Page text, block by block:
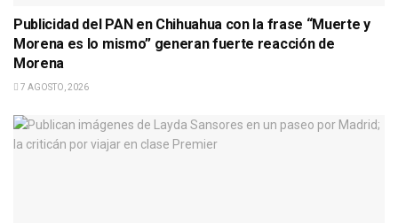
Publicidad del PAN en Chihuahua con la frase “Muerte y
Morena es lo mismo” generan fuerte reacción de
Morena
7 AGOSTO, 2026